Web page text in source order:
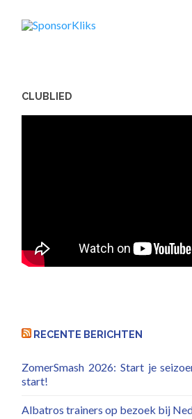
CLUBLIED
RECENTE BERICHTEN
ZomerSmash 2026: Start je
start!
Albatros trainers op bezoek bij